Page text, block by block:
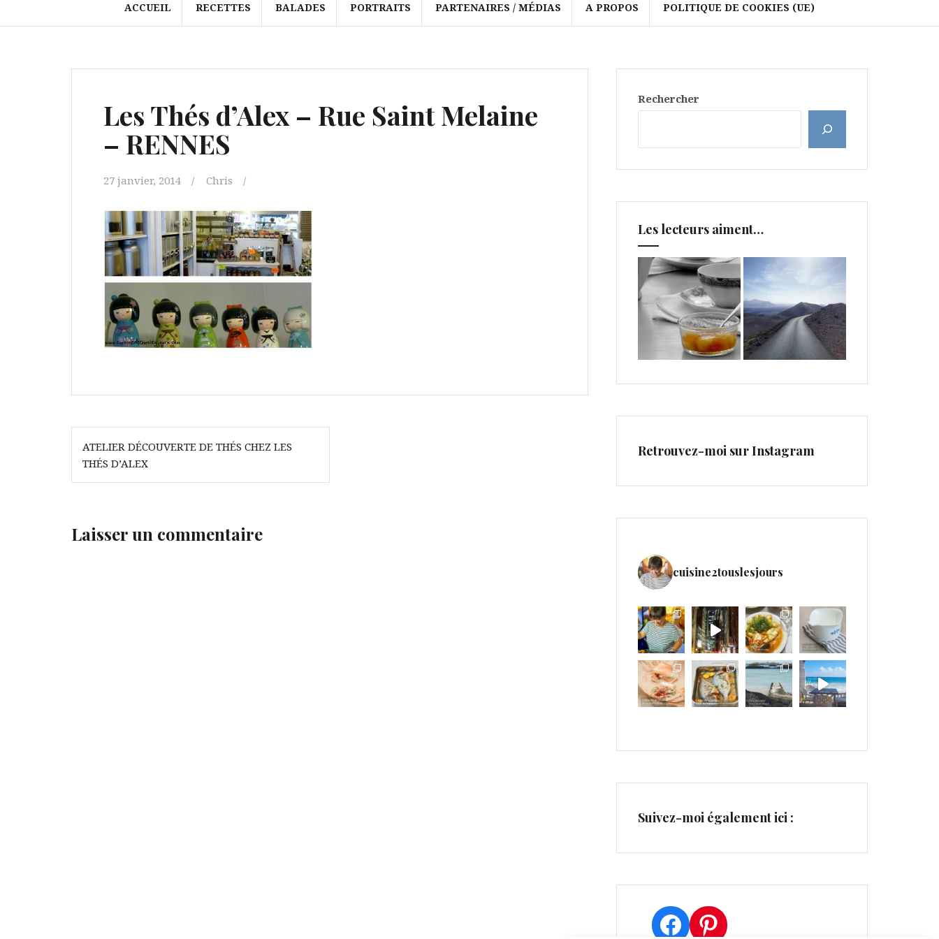
ACCUEIL RECETTES BALADES PORTRAITS PARTENAIRES / MÉDIAS A PROPOS POLITIQUE DE COOKIES (UE)
Les Thés d’Alex – Rue Saint Melaine
– RENNES
27 janvier, 2014 Chris
Navigation
de
l’article
ATELIER DÉCOUVERTE DE THÉS CHEZ LES
THÉS D’ALEX
Laisser un commentaire
Rechercher
Les lecteurs aiment…
Retrouvez-moi sur Instagram
cuisine2touslesjours
Suivez-moi également ici :
Facebook
Pinterest